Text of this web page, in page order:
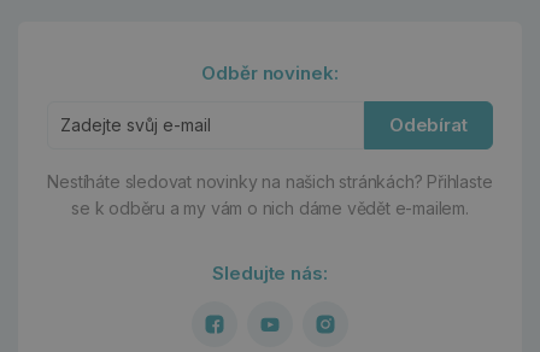
Odběr novinek:
Odebírat
Nestíháte sledovat novinky na našich stránkách? Přihlaste
se k odběru a my vám o nich dáme vědět e-mailem.
Sledujte nás: